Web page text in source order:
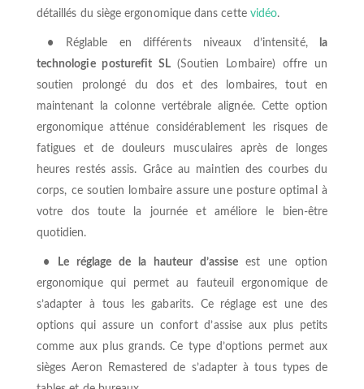
détaillés du siège ergonomique dans cette vidéo.
• Réglable en différents niveaux d’intensité,
la
technologie posturefit SL (Soutien Lombaire) offre un
soutien prolongé du dos et des lombaires, tout en
maintenant la colonne vertébrale alignée. Cette option
ergonomique atténue considérablement les risques de
fatigues et de douleurs musculaires après de longes
heures restés assis. Grâce au maintien des courbes du
corps, ce soutien lombaire assure une posture optimal à
votre dos toute la journée et améliore le bien-être
quotidien.
• Le réglage de la hauteur d’assiseest une option
ergonomique qui permet au fauteuil ergonomique de
s’adapter à tous les gabarits. Ce réglage est une des
options qui assure un confort d’assise aux plus petits
comme aux plus grands. Ce type d’options permet aux
sièges Aeron Remastered de s’adapter à tous types de